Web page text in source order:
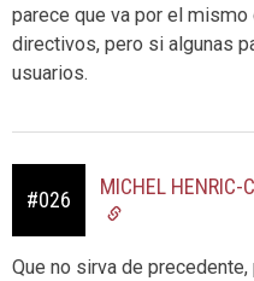
parece que va por el mismo
directivos, pero si algunas
usuarios.
#026
MICHEL HENRIC-
Que no sirva de